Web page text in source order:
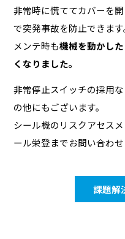
非常時に慌ててカバーを
で突発事故を防止できます
メンテ時も機械を動かし
くなりました。
非常停止スイッチの採用
の他にもございます。
シール機のリスクアセス
ール栄登までお問い合わせ
課題解